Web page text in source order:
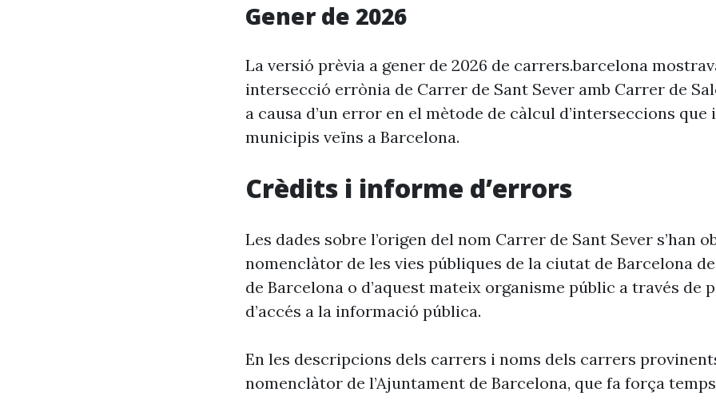
Gener de 2026
La versió prèvia a gener de 2026 de carrers.barcelona
intersecció errònia de Carrer de Sant Sever amb Carrer de
a causa d’un error en el mètode de càlcul d’interseccions que
municipis veïns a Barcelona.
Crèdits i informe d’errors
Les dades sobre l’origen del nom Carrer de Sant Sever s’han
nomenclàtor de les vies públiques de la ciutat de Barcelona
de Barcelona o d’aquest mateix organisme públic a través de
d’accés a la informació pública.
En les descripcions dels carrers i noms dels carrers
nomenclàtor de l’Ajuntament de Barcelona, que fa força